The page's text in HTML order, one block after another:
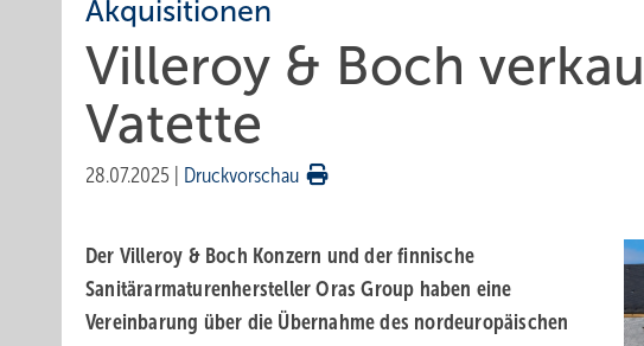
Akquisitionen
Villeroy & Boch
Va­tet­te
28.07.2025 Druckvorschau
Der Villeroy & Boch Konzern und der finnische
Sanitärarmaturenhersteller Oras Group haben eine
Vereinbarung über die Übernahme des nordeuropäischen